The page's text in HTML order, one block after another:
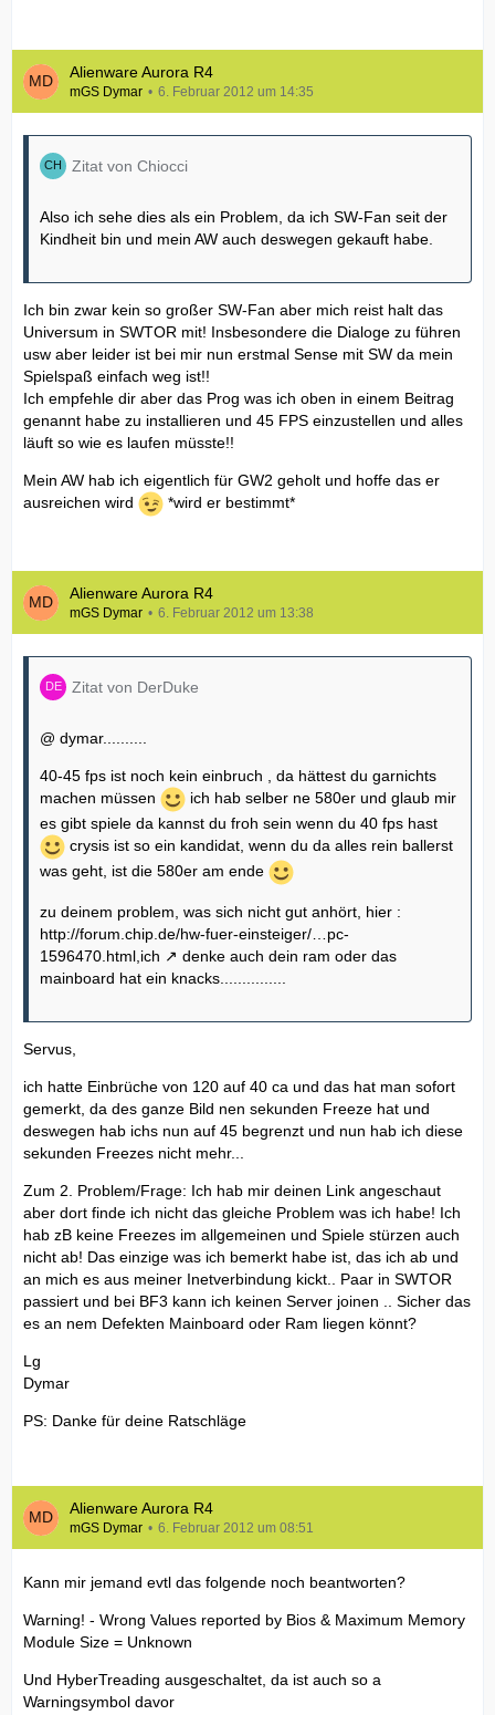
Alienware Aurora R4
mGS Dymar 6. Februar 2012 um 14:35
Zitat von Chiocci
Also ich sehe dies als ein Problem, da ich SW-Fan seit der
Kindheit bin und mein AW auch deswegen gekauft habe.
Ich bin zwar kein so großer SW-Fan aber mich reist halt das
Universum in SWTOR mit! Insbesondere die Dialoge zu führen
usw aber leider ist bei mir nun erstmal Sense mit SW da mein
Spielspaß einfach weg ist!!
Ich empfehle dir aber das Prog was ich oben in einem Beitrag
genannt habe zu installieren und 45 FPS einzustellen und alles
läuft so wie es laufen müsste!!
Mein AW hab ich eigentlich für GW2 geholt und hoffe das er
ausreichen wird
*wird er bestimmt*
Alienware Aurora R4
mGS Dymar 6. Februar 2012 um 13:38
Zitat von DerDuke
@ dymar..........
40-45 fps ist noch kein einbruch , da hättest du garnichts
machen müssen
ich hab selber ne 580er und glaub mir
es gibt spiele da kannst du froh sein wenn du 40 fps hast
crysis ist so ein kandidat, wenn du da alles rein ballerst
was geht, ist die 580er am ende
zu deinem problem, was sich nicht gut anhört, hier :
http://forum.chip.de/hw-fuer-einsteiger/…pc-
1596470.html,ich
denke auch dein ram oder das
mainboard hat ein knacks...............
Servus,
ich hatte Einbrüche von 120 auf 40 ca und das hat man sofort
gemerkt, da des ganze Bild nen sekunden Freeze hat und
deswegen hab ichs nun auf 45 begrenzt und nun hab ich diese
sekunden Freezes nicht mehr...
Zum 2. Problem/Frage: Ich hab mir deinen Link angeschaut
aber dort finde ich nicht das gleiche Problem was ich habe! Ich
hab zB keine Freezes im allgemeinen und Spiele stürzen auch
nicht ab! Das einzige was ich bemerkt habe ist, das ich ab und
an mich es aus meiner Inetverbindung kickt.. Paar in SWTOR
passiert und bei BF3 kann ich keinen Server joinen .. Sicher das
es an nem Defekten Mainboard oder Ram liegen könnt?
Lg
Dymar
PS: Danke für deine Ratschläge
Alienware Aurora R4
mGS Dymar 6. Februar 2012 um 08:51
Kann mir jemand evtl das folgende noch beantworten?
Warning! - Wrong Values reported by Bios & Maximum Memory
Module Size = Unknown
Und HyberTreading ausgeschaltet, da ist auch so a
Warningsymbol davor